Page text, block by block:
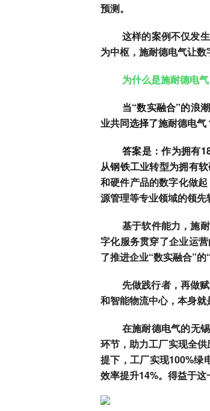
预测。
这样的案例不仅发
为中枢，施耐德电气让数
为什么是施耐德电气
当“数实融合”的浪
业共同选择了施耐德电气
答案是：作为拥有
从钢铁工业转型为拥有
和硬件产品的数字化做
源管理等专业领域的领先
基于软件能力，施
字化服务贯穿了企业运
了推进企业“数实融合”的
先做践行者，再做
和智能物流中心，本身就
在施耐德电气的无
环节，助力工厂实现全
提下，工厂实现100%绿
效率提升14%。得益于这